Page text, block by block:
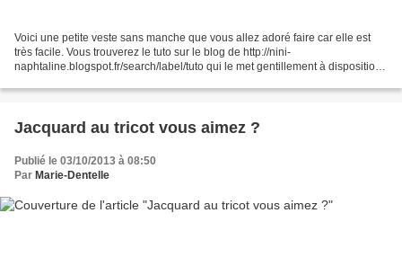
Voici une petite veste sans manche que vous allez adoré faire car elle est
très facile. Vous trouverez le tuto sur le blog de http://nini-
naphtaline.blogspot.fr/search/label/tuto qui le met gentillement à disposition,
Jacquard au tricot vous aimez ?
Publié le 03/10/2013 à 08:50
Par Marie-Dentelle